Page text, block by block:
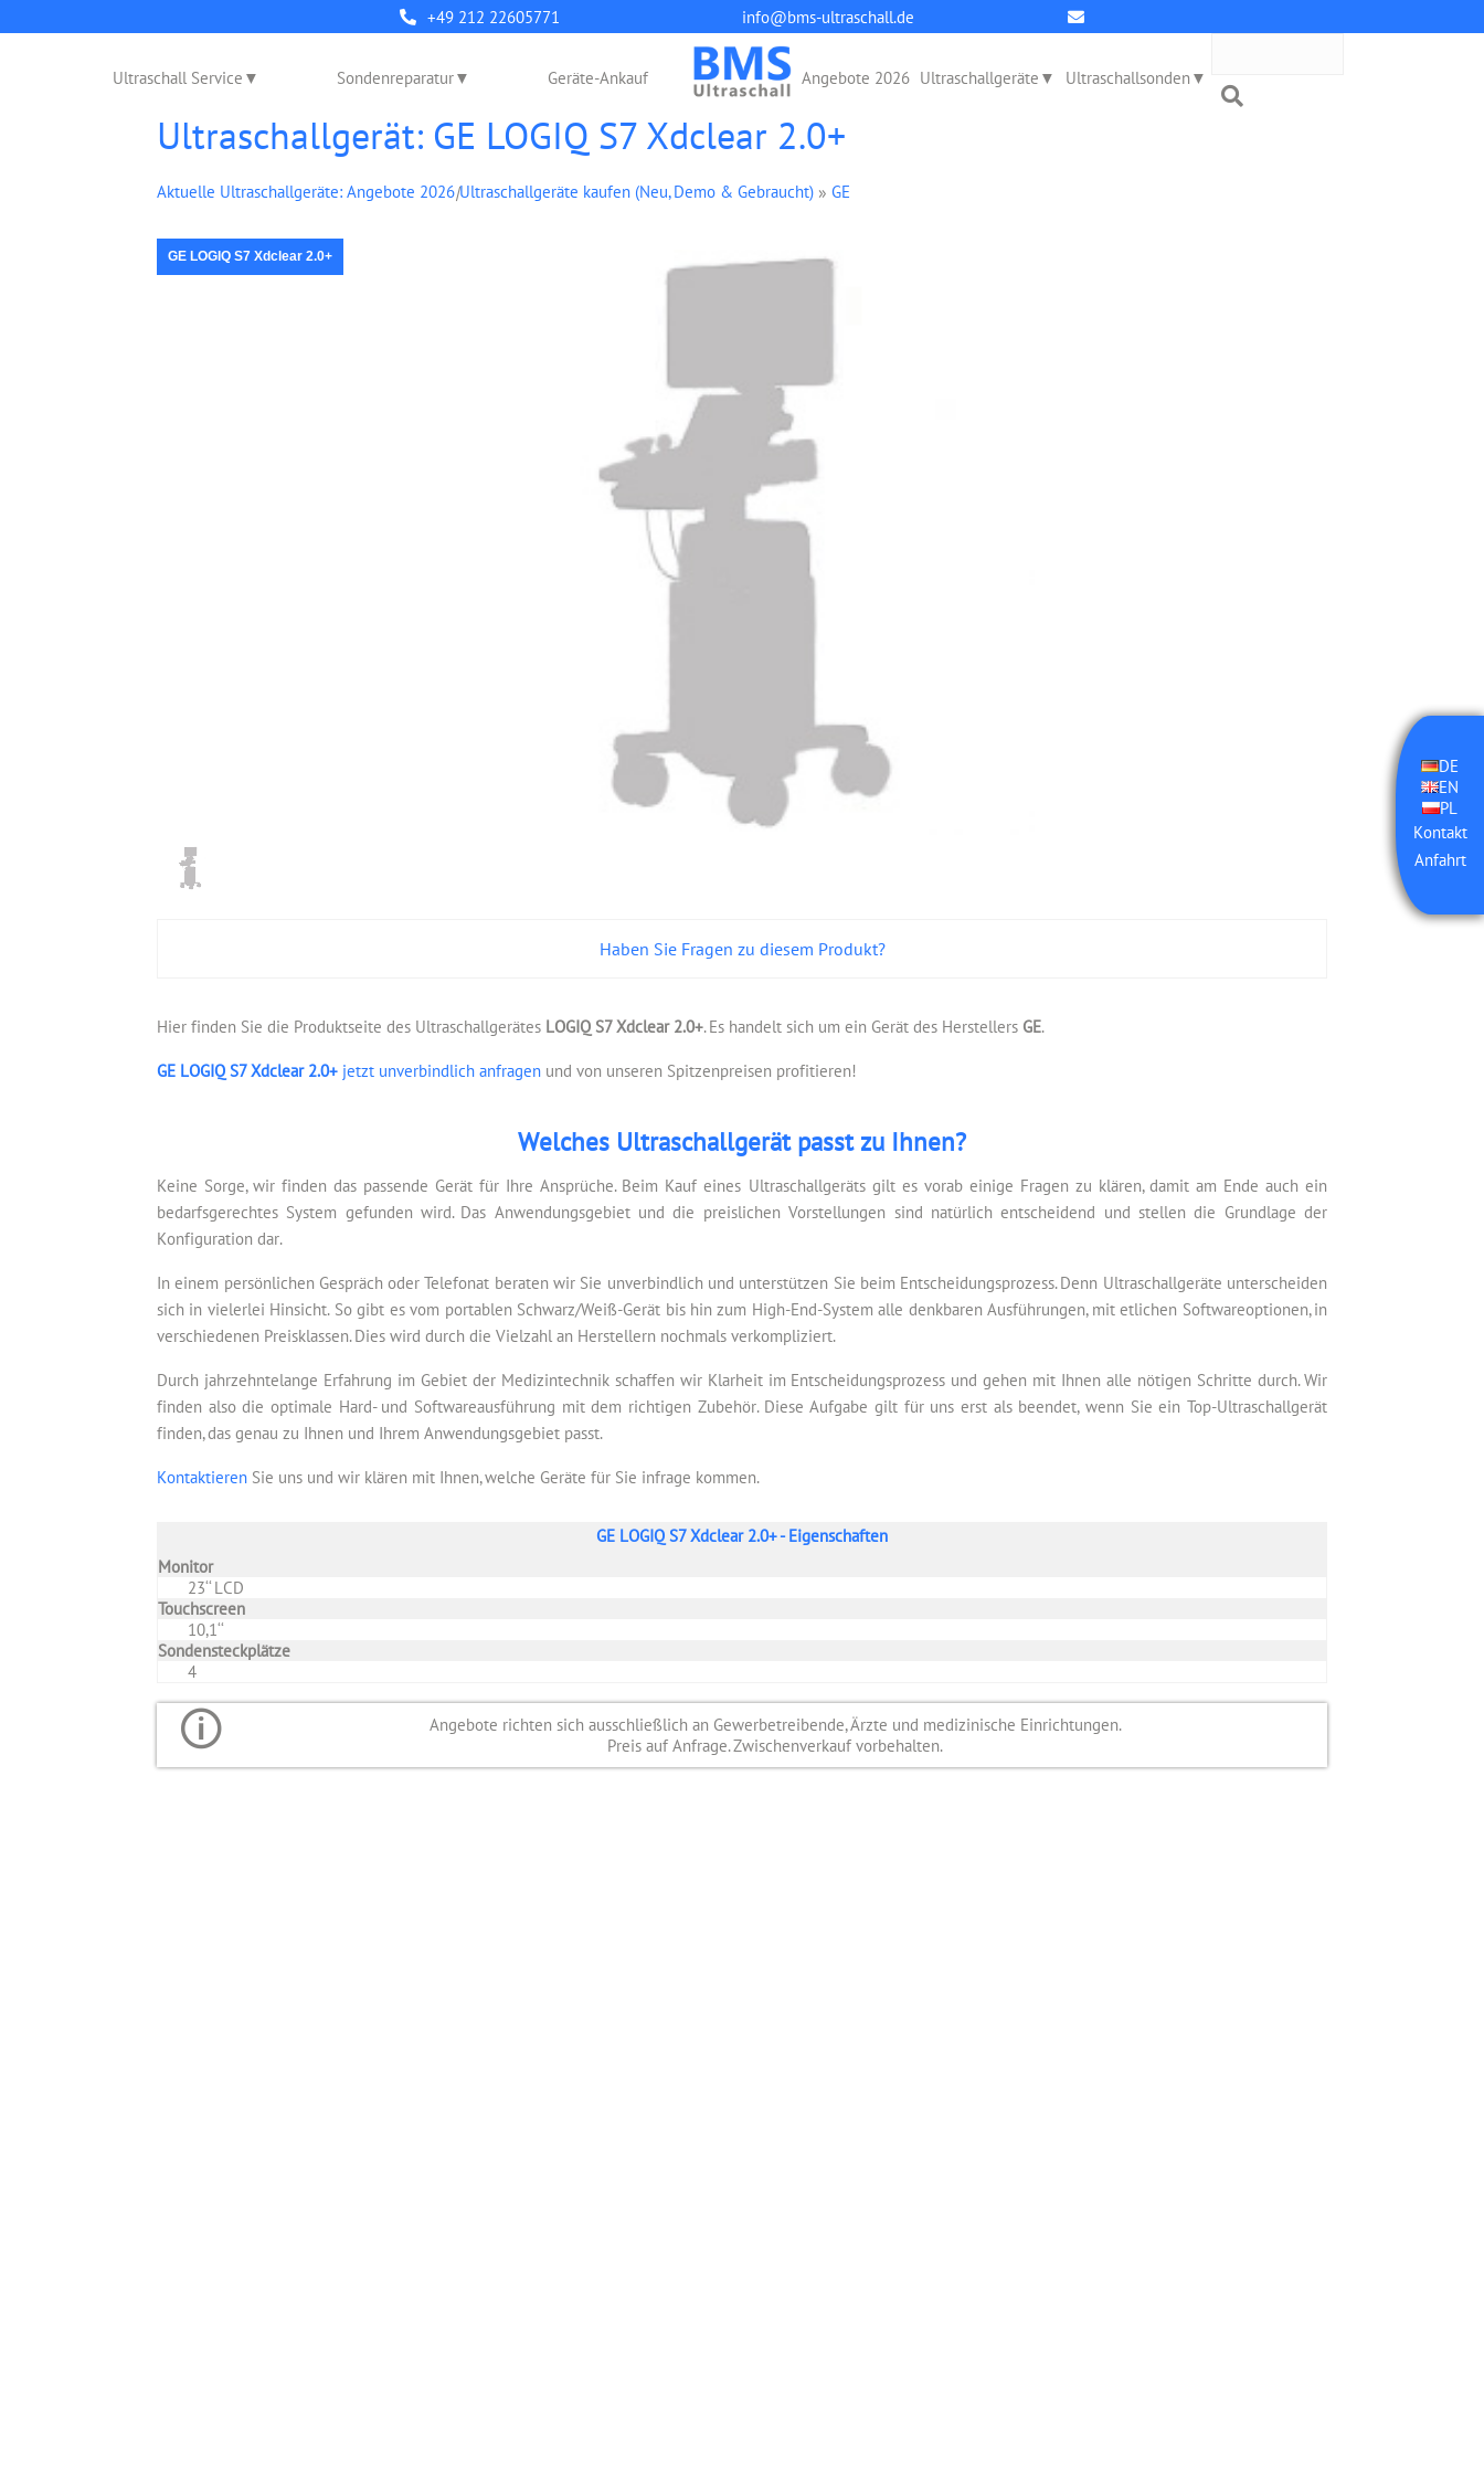
+49 212 22605771 info@bms-ultraschall.de
DE
EN
PL
Kontakt
Anfahrt
Ultraschall Service Sondenreparatur Geräte-Ankauf Angebote 2026 Ultraschallgeräte Ultraschallsonden
Ultraschallgerät: GE LOGIQ S7 Xdclear 2.0+
Aktuelle Ultraschallgeräte: Angebote 2026|Ultraschallgeräte kaufen (Neu, Demo & Gebraucht) » GE
GE LOGIQ S7 Xdclear 2.0+
Haben Sie Fragen zu diesem Produkt?
Hier finden Sie die Produktseite des Ultraschallgerätes LOGIQ S7 Xdclear 2.0+. Es handelt sich um ein Gerät des Herstellers GE.
GE LOGIQ S7 Xdclear 2.0+ jetzt unverbindlich anfragen und von unseren Spitzenpreisen profitieren!
Welches Ultraschallgerät passt zu Ihnen?
Keine Sorge, wir finden das passende Gerät für Ihre Ansprüche. Beim Kauf eines Ultraschallgeräts gilt es vorab einige Fragen zu klären, damit am Ende auch ein
bedarfsgerechtes System gefunden wird. Das Anwendungsgebiet und die preislichen Vorstellungen sind natürlich entscheidend und stellen die Grundlage der
Konfiguration dar.
In einem persönlichen Gespräch oder Telefonat beraten wir Sie unverbindlich und unterstützen Sie beim Entscheidungsprozess. Denn Ultraschallgeräte unterscheiden
sich in vielerlei Hinsicht. So gibt es vom portablen Schwarz/Weiß-Gerät bis hin zum High-End-System alle denkbaren Ausführungen, mit etlichen Softwareoptionen, in
verschiedenen Preisklassen. Dies wird durch die Vielzahl an Herstellern nochmals verkompliziert.
Durch jahrzehntelange Erfahrung im Gebiet der Medizintechnik schaffen wir Klarheit im Entscheidungsprozess und gehen mit Ihnen alle nötigen Schritte durch. Wir
finden also die optimale Hard- und Softwareausführung mit dem richtigen Zubehör. Diese Aufgabe gilt für uns erst als beendet, wenn Sie ein Top-Ultraschallgerät
finden, das genau zu Ihnen und Ihrem Anwendungsgebiet passt.
Kontaktieren Sie uns und wir klären mit Ihnen, welche Geräte für Sie infrage kommen.
GE LOGIQ S7 Xdclear 2.0+ - Eigenschaften
Monitor
23‘‘ LCD
Touchscreen
10,1‘‘
Sondensteckplätze
4
Angebote richten sich ausschließlich an Gewerbetreibende, Ärzte und medizinische Einrichtungen.
Preis auf Anfrage. Zwischenverkauf vorbehalten.